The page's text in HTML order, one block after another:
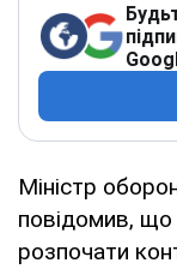
Міністр
повідомив, що
розпочати